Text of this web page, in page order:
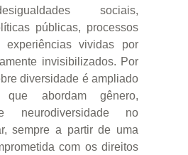
sociais,
públicas, processos
vividas por
invisibilizados. Por
diversidade é ampliado
abordam gênero,
neurodiversidade no
sempre a partir de uma
com os direitos